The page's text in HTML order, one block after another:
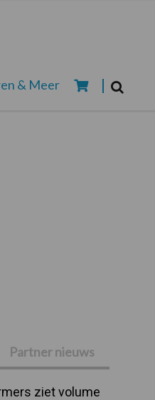
& Meer
Partner nieuws
ziet volume